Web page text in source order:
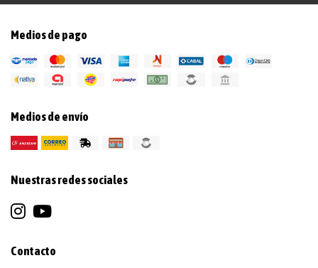
Medios de pago
Medios de envío
Nuestras redes sociales
Contacto